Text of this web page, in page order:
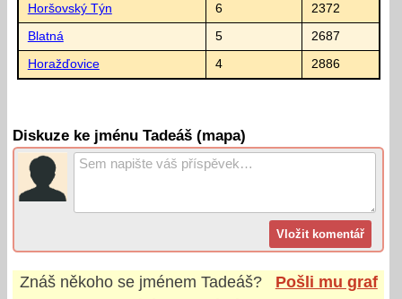
Horšovský Týn 6 2372
Blatná 5 2687
Horažďovice 4 2886
Diskuze ke jménu Tadeáš (mapa)
Znáš někoho se jménem Tadeáš?
Pošli mu graf